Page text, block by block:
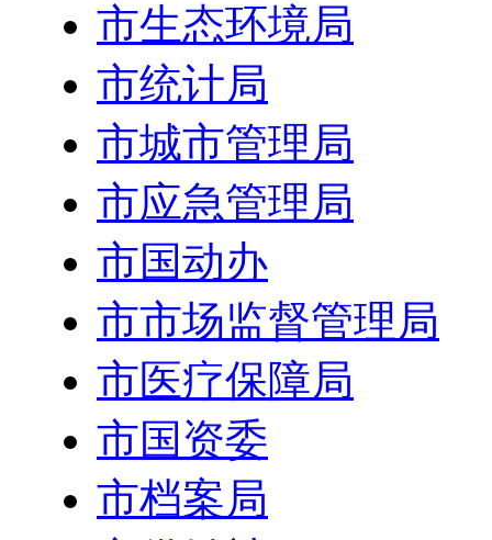
市生态环境局
市统计局
市城市管理局
市应急管理局
市国动办
市市场监督管理局
市医疗保障局
市国资委
市档案局